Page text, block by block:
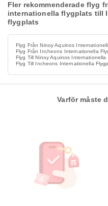
Fler rekommenderade flyg
internationella flygplats till
flygplats
Flyg Från Ninoy Aquinos
Flyg Från Incheons Internationella
Flyg Till Ninoy Aquinos Internationella
Flyg Till Incheons Internationella
Varför måste